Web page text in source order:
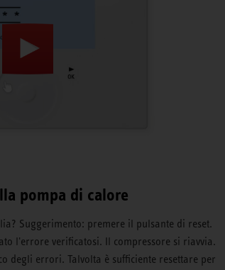
pompa di calore
Suggerimento: premere il pulsante di reset.
l'errore verificatosi. Il compressore si riavvia.
degli errori. Talvolta è sufficiente resettare per